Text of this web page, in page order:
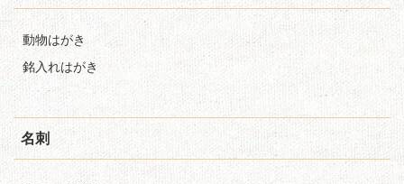
動物はがき
銘入れはがき
名刺